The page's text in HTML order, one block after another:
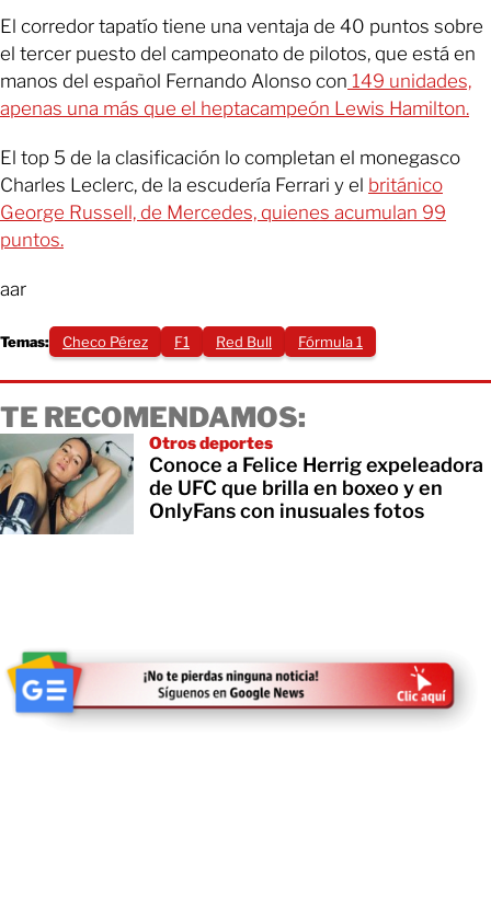
El corredor tapatío tiene una ventaja de 40 puntos sobre
el tercer puesto del campeonato de pilotos, que está en
manos del español Fernando Alonso con 149 unidades,
apenas una más que el heptacampeón Lewis Hamilton.
El top 5 de la clasificación lo completan el monegasco
Charles Leclerc, de la escudería Ferrari y el británico
George Russell, de Mercedes, quienes acumulan 99
puntos.
aar
Temas: Checo Pérez F1 Red Bull Fórmula 1
TE RECOMENDAMOS:
Otros deportes
Conoce a Felice Herrig expeleadora
de UFC que brilla en boxeo y en
OnlyFans con inusuales fotos